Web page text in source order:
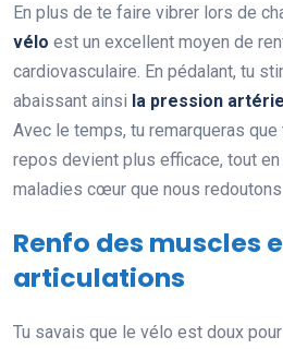
En plus de te faire vibrer lors de
vélo est un excellent moyen de
cardiovasculaire. En pédalant, tu
abaissant ainsi la pression
Avec le temps, tu remarqueras que
repos devient plus efficace, tout
maladies cœur que nous
Renfo des muscles
articulations
Tu savais que le vélo est doux